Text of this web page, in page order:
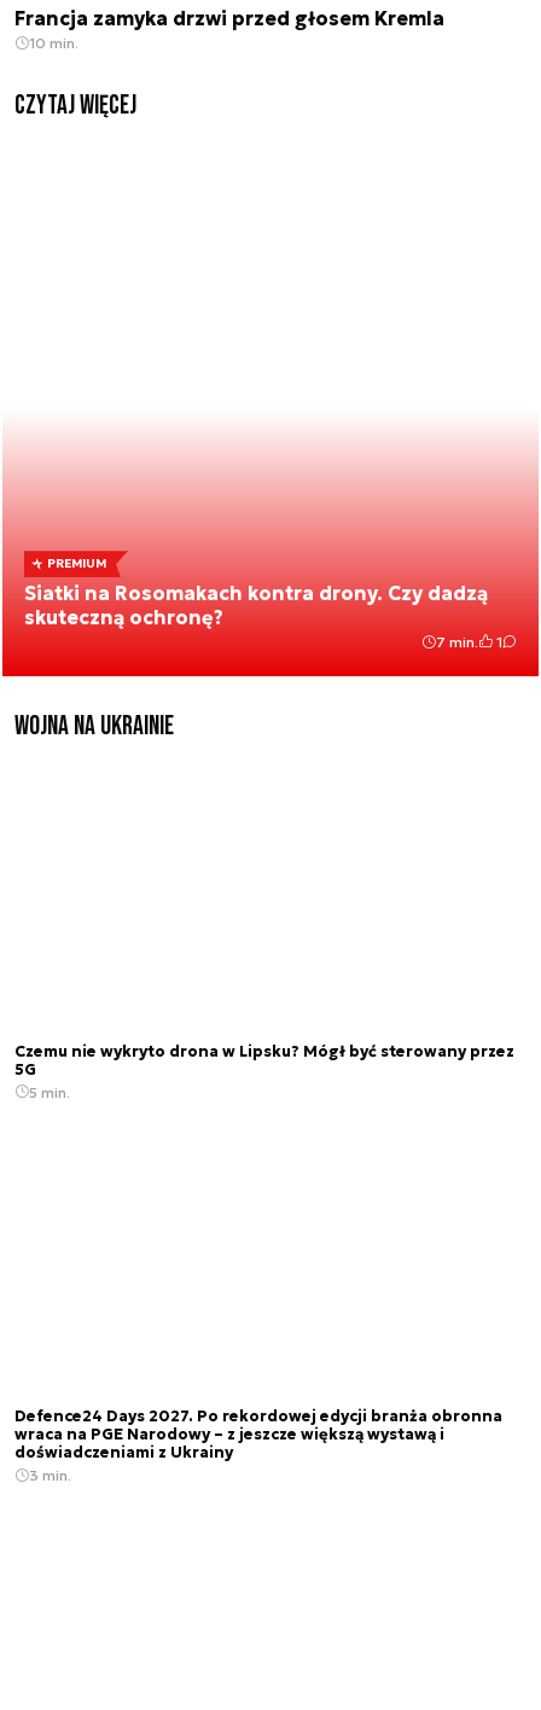
Francja zamyka drzwi przed głosem Kremla
10 min.
czytaj więcej
PREMIUM
Siatki na Rosomakach kontra drony. Czy dadzą
skuteczną ochronę?
7 min. 1
Wojna na Ukrainie
Czemu nie wykryto drona w Lipsku? Mógł być sterowany przez
5G
5 min.
Defence24 Days 2027. Po rekordowej edycji branża obronna
wraca na PGE Narodowy – z jeszcze większą wystawą i
doświadczeniami z Ukrainy
3 min.